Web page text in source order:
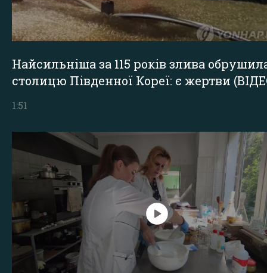
Найсильніша за 115 років злива
столицю Південної Кореї: є жертви
1:51